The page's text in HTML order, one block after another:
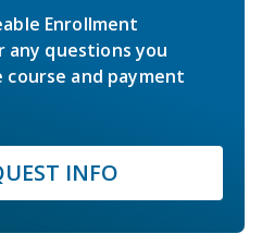
Enrollment
any questions you
and payment
INFO